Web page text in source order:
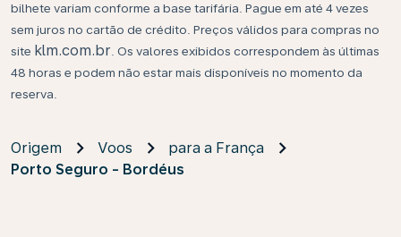
bilhete variam conforme a base tarifária. Pague em até 4 vezes
sem juros no cartão de crédito. Preços válidos para compras no
site klm.com.br . Os valores exibidos correspondem às últimas
48 horas e podem não estar mais disponíveis no momento da
reserva.
Origem Voos
para a França
Porto Seguro - Bordéus